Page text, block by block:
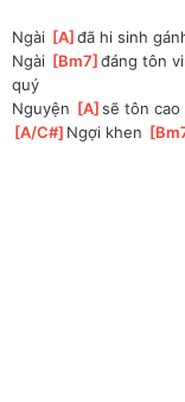
Ngài [A ]
đã hi sinh
Ngài [Bm7 ]
đáng tôn
quý
Nguyện [A ]
sẽ tôn cao
[A/C# ]Ngợi khen [